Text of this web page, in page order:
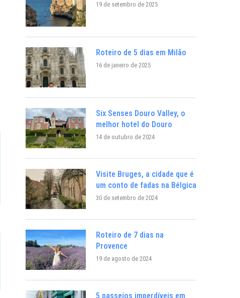
19 de setembro de 2025
Roteiro de 5 dias em Milão
16 de janeiro de 2025
Six Senses Douro Valley, o
melhor hotel do Douro
14 de outubro de 2024
Visite Bruges, a cidade que é
um conto de fadas na Bélgica
30 de setembro de 2024
Roteiro de 7 dias na
Provence
19 de agosto de 2024
5 passeios imperdíveis em